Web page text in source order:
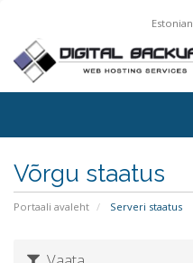
Estonian
Võrgu staatus
Portaali avaleht Serveri staatus